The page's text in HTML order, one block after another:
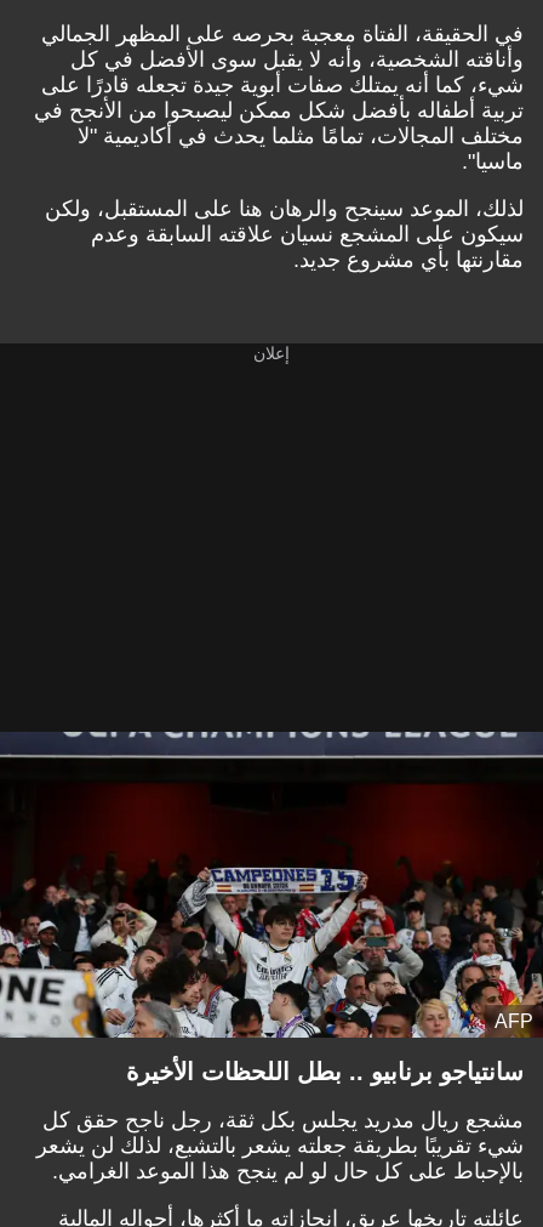
في الحقيقة، الفتاة معجبة بحرصه على المظهر الجمالي
وأناقته الشخصية، وأنه لا يقبل سوى الأفضل في كل
شيء، كما أنه يمتلك صفات أبوية جيدة تجعله قادرًا على
تربية أطفاله بأفضل شكل ممكن ليصبحوا من الأنجح في
مختلف المجالات، تمامًا مثلما يحدث في أكاديمية "لا
ماسيا".
لذلك، الموعد سينجح والرهان هنا على المستقبل، ولكن
سيكون على المشجع نسيان علاقته السابقة وعدم
مقارنتها بأي مشروع جديد.
AFP
سانتياجو برنابيو .. بطل اللحظات الأخيرة
مشجع ريال مدريد يجلس بكل ثقة، رجل ناجح حقق كل
شيء تقريبًا بطريقة جعلته يشعر بالتشبع، لذلك لن يشعر
بالإحباط على كل حال لو لم ينجح هذا الموعد الغرامي.
عائلته تاريخها عريق، إنجازاته ما أكثرها، أحواله المالية